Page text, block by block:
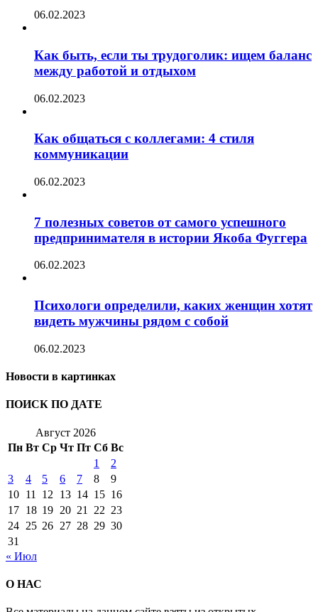
06.02.2023
Как быть, если ты трудоголик: ищем баланс
между работой и отдыхом
06.02.2023
Как общаться с коллегами: 4 стиля
коммуникации
06.02.2023
7 полезных советов от самого успешного
предпринимателя в истории Якоба Фуггера
06.02.2023
Психологи определили, каких женщин хотят
видеть мужчины рядом с собой
06.02.2023
Новости в картинках
ПОИСК ПО ДАТЕ
Август 2026
Пн Вт Ср Чт Пт Сб Вс
1
2
3
4 5 6 7 8
9
10 11 12 13 14 15 16
17 18 19 20 21 22 23
24 25 26 27 28 29 30
31
« Июл
О НАС